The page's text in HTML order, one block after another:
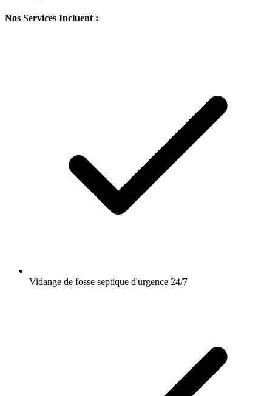
Nos Services Incluent :
Vidange de fosse septique d'urgence 24/7